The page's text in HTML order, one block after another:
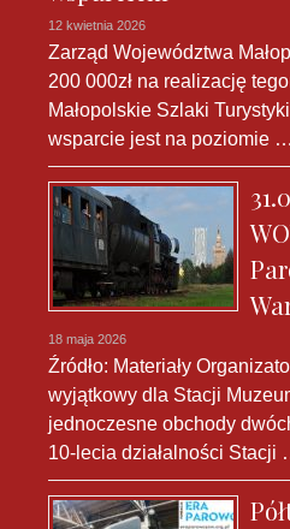
12 kwietnia 2026
Zarząd Województwa
200 000zł na realizację
Małopolskie Szlaki
wsparcie jest na poziomie …
18 maja 2026
Źródło: Materiały
wyjątkowy dla Stacji
jednoczesne obchody
10-lecia działalności Stacji